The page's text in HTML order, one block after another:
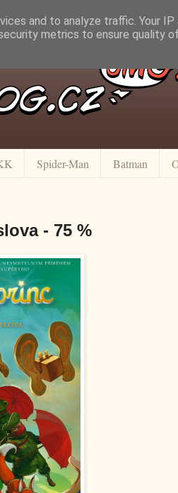
Spider-Man Batman
- 75 %
and to analyze traffic. Your IP
metrics to ensure quality